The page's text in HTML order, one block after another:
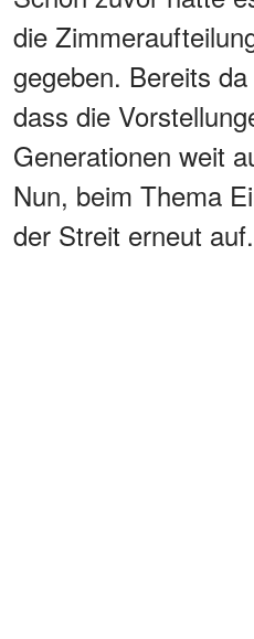
die
gegeben. Bereits
dass die
Generationen weit
Nun, beim Thema
der Streit erneut auf.